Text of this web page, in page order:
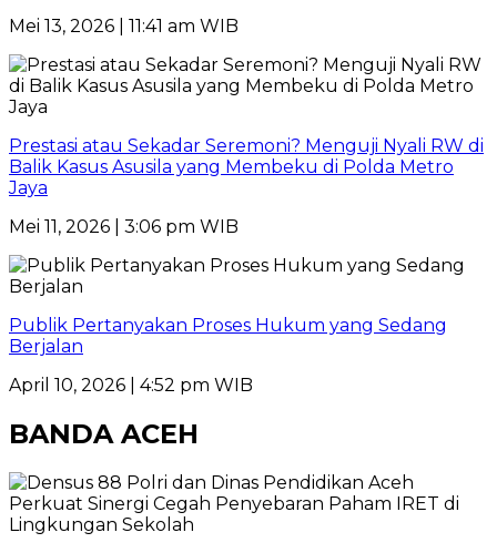
Mei 13, 2026 | 11:41 am WIB
Prestasi atau Sekadar Seremoni? Menguji Nyali RW di
Balik Kasus Asusila yang Membeku di Polda Metro
Jaya
Mei 11, 2026 | 3:06 pm WIB
Publik Pertanyakan Proses Hukum yang Sedang
Berjalan
April 10, 2026 | 4:52 pm WIB
BANDA ACEH